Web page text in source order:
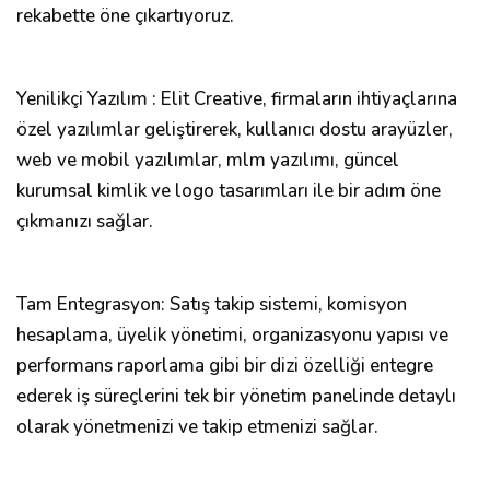
rekabette öne çıkartıyoruz.
Yenilikçi Yazılım : Elit Creative, firmaların ihtiyaçlarına
özel yazılımlar geliştirerek, kullanıcı dostu arayüzler,
web ve mobil yazılımlar, mlm yazılımı, güncel
kurumsal kimlik ve logo tasarımları ile bir adım öne
çıkmanızı sağlar.
Tam Entegrasyon: Satış takip sistemi, komisyon
hesaplama, üyelik yönetimi, organizasyonu yapısı ve
performans raporlama gibi bir dizi özelliği entegre
ederek iş süreçlerini tek bir yönetim panelinde detaylı
olarak yönetmenizi ve takip etmenizi sağlar.